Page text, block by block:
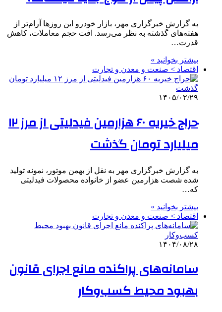
به گزارش خبرگزاری مهر، بازار خودرو این روزها آرام‌تر از
هفته‌های گذشته به نظر می‌رسد. افت حجم معاملات، کاهش
قدرت…
بیشتر بخوانید »
اقتصاد > صنعت و معدن و تجارت
۱۴۰۵/۰۲/۲۹
حراج خیریه ۶۰ هزارمین فیدلیتی از مرز ۱۲
میلیارد تومان گذشت
به گزارش خبرگزاری مهر به نقل از بهمن موتور، نمونه تولید
شده شصت هزارمین عضو از خانواده محصولات فیدلیتی
که…
بیشتر بخوانید »
اقتصاد > صنعت و معدن و تجارت
۱۴۰۴/۰۸/۲۸
سامانه‌های پراکنده مانع اجرای قانون
بهبود محیط کسب‌وکار